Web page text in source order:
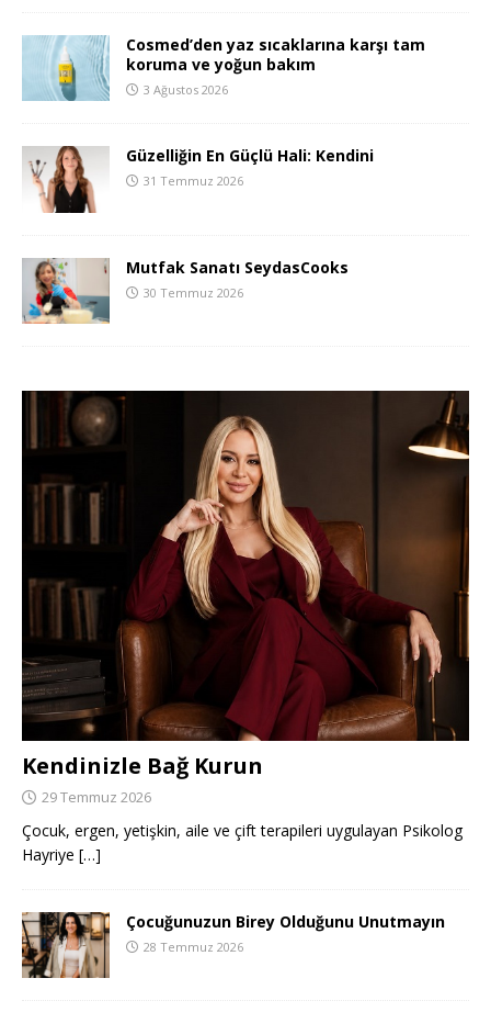
Cosmed’den yaz sıcaklarına karşı tam
koruma ve yoğun bakım
3 Ağustos 2026
Güzelliğin En Güçlü Hali: Kendini
31 Temmuz 2026
Mutfak Sanatı SeydasCooks
30 Temmuz 2026
Kendinizle Bağ Kurun
29 Temmuz 2026
Çocuk, ergen, yetişkin, aile ve çift terapileri uygulayan Psikolog
Hayriye […]
Çocuğunuzun Birey Olduğunu Unutmayın
28 Temmuz 2026